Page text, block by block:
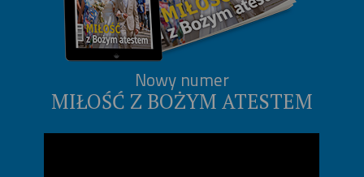
Nowy numer
MIŁOŚĆ Z BOŻYM ATESTEM